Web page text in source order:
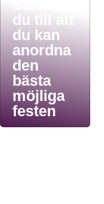
du till att
du kan
anordna
den
bästa
möjliga
festen